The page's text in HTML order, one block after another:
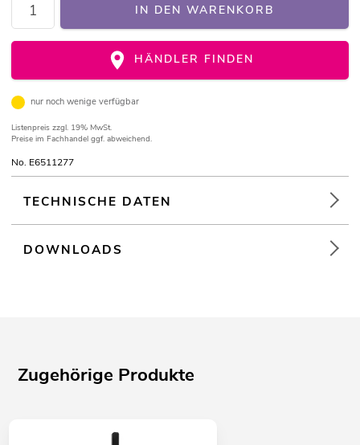
IN DEN WARENKORB
HÄNDLER FINDEN
nur noch wenige verfügbar
Listenpreis zzgl. 19% MwSt.
Preise im Fachhandel ggf. abweichend.
No. E6511277
TECHNISCHE DATEN
DOWNLOADS
Zugehörige Produkte